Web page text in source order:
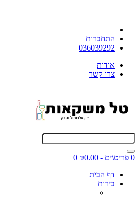
התחברות
036039292
אודות
צרו קשר
0 פריט\ים - ₪0.00
0
דף הבית
בירות